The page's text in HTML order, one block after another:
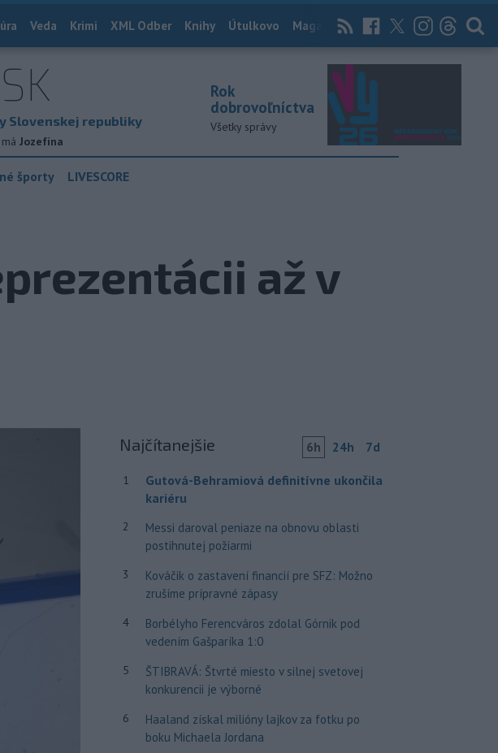
Veda Krimi XML Odber Knihy Útulkovo Magazín News Now Archív
Slovenskej republiky
Jozefína
Rok
dobrovoľníctva
Všetky správy
športy LIVESCORE
až v
Najčítanejšie 6h 24h 7d
1
Gutová-Behramiová definitívne ukončila
kariéru
2
Messi daroval peniaze na obnovu oblasti
postihnutej požiarmi
3
Kováčik o zastavení financií pre SFZ: Možno
zrušíme prípravné zápasy
4
Borbélyho Ferencváros zdolal Górnik pod
vedením Gašparíka 1:0
5
ŠTIBRAVÁ: Štvrté miesto v silnej svetovej
konkurencii je výborné
6
Haaland získal milióny lajkov za fotku po
boku Michaela Jordana